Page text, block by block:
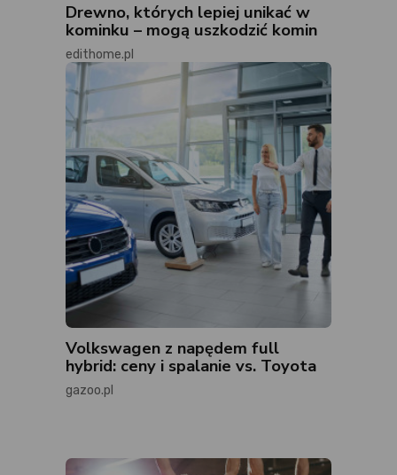
Drewno, których lepiej unikać w
kominku – mogą uszkodzić komin
edithome.pl
Volkswagen z napędem full
hybrid: ceny i spalanie vs. Toyota
gazoo.pl